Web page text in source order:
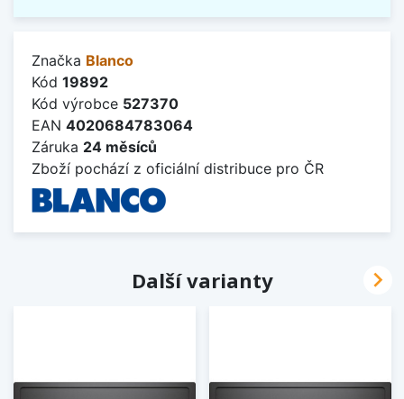
Značka Blanco
Kód 19892
Kód výrobce 527370
EAN 4020684783064
Záruka 24 měsíců
Zboží pochází z oficiální distribuce pro ČR
Další varianty 